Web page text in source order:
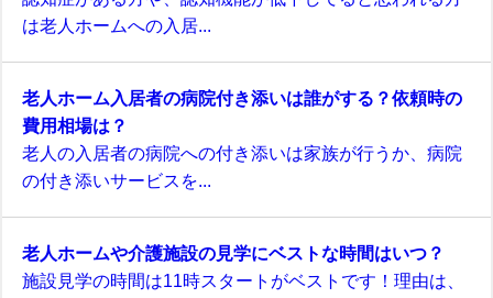
は老人ホームへの入居...
老人ホーム入居者の病院付き添いは誰がする？依頼時の
費用相場は？
老人の入居者の病院への付き添いは家族が行うか、病院
の付き添いサービスを...
老人ホームや介護施設の見学にベストな時間はいつ？
施設見学の時間は11時スタートがベストです！理由は、